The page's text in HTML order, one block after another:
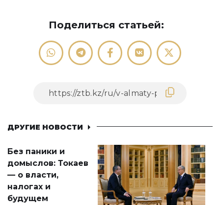
Поделиться статьей:
ДРУГИЕ НОВОСТИ
Без паники и
домыслов: Токаев
— о власти,
налогах и
будущем